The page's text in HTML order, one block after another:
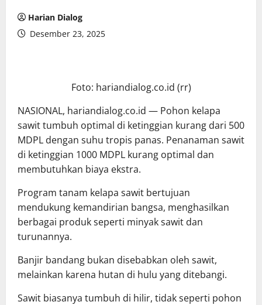
Harian Dialog
Desember 23, 2025
Foto: hariandialog.co.id (rr)
NASIONAL, hariandialog.co.id — Pohon kelapa
sawit tumbuh optimal di ketinggian kurang dari 500
MDPL dengan suhu tropis panas. Penanaman sawit
di ketinggian 1000 MDPL kurang optimal dan
membutuhkan biaya ekstra.
Program tanam kelapa sawit bertujuan
mendukung kemandirian bangsa, menghasilkan
berbagai produk seperti minyak sawit dan
turunannya.
Banjir bandang bukan disebabkan oleh sawit,
melainkan karena hutan di hulu yang ditebangi.
Sawit biasanya tumbuh di hilir, tidak seperti pohon